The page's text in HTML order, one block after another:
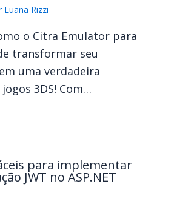
Luana Rizzi
o Citra Emulator para
transformar seu
uma verdadeira
3DS! Com…
para implementar
JWT no ASP.NET